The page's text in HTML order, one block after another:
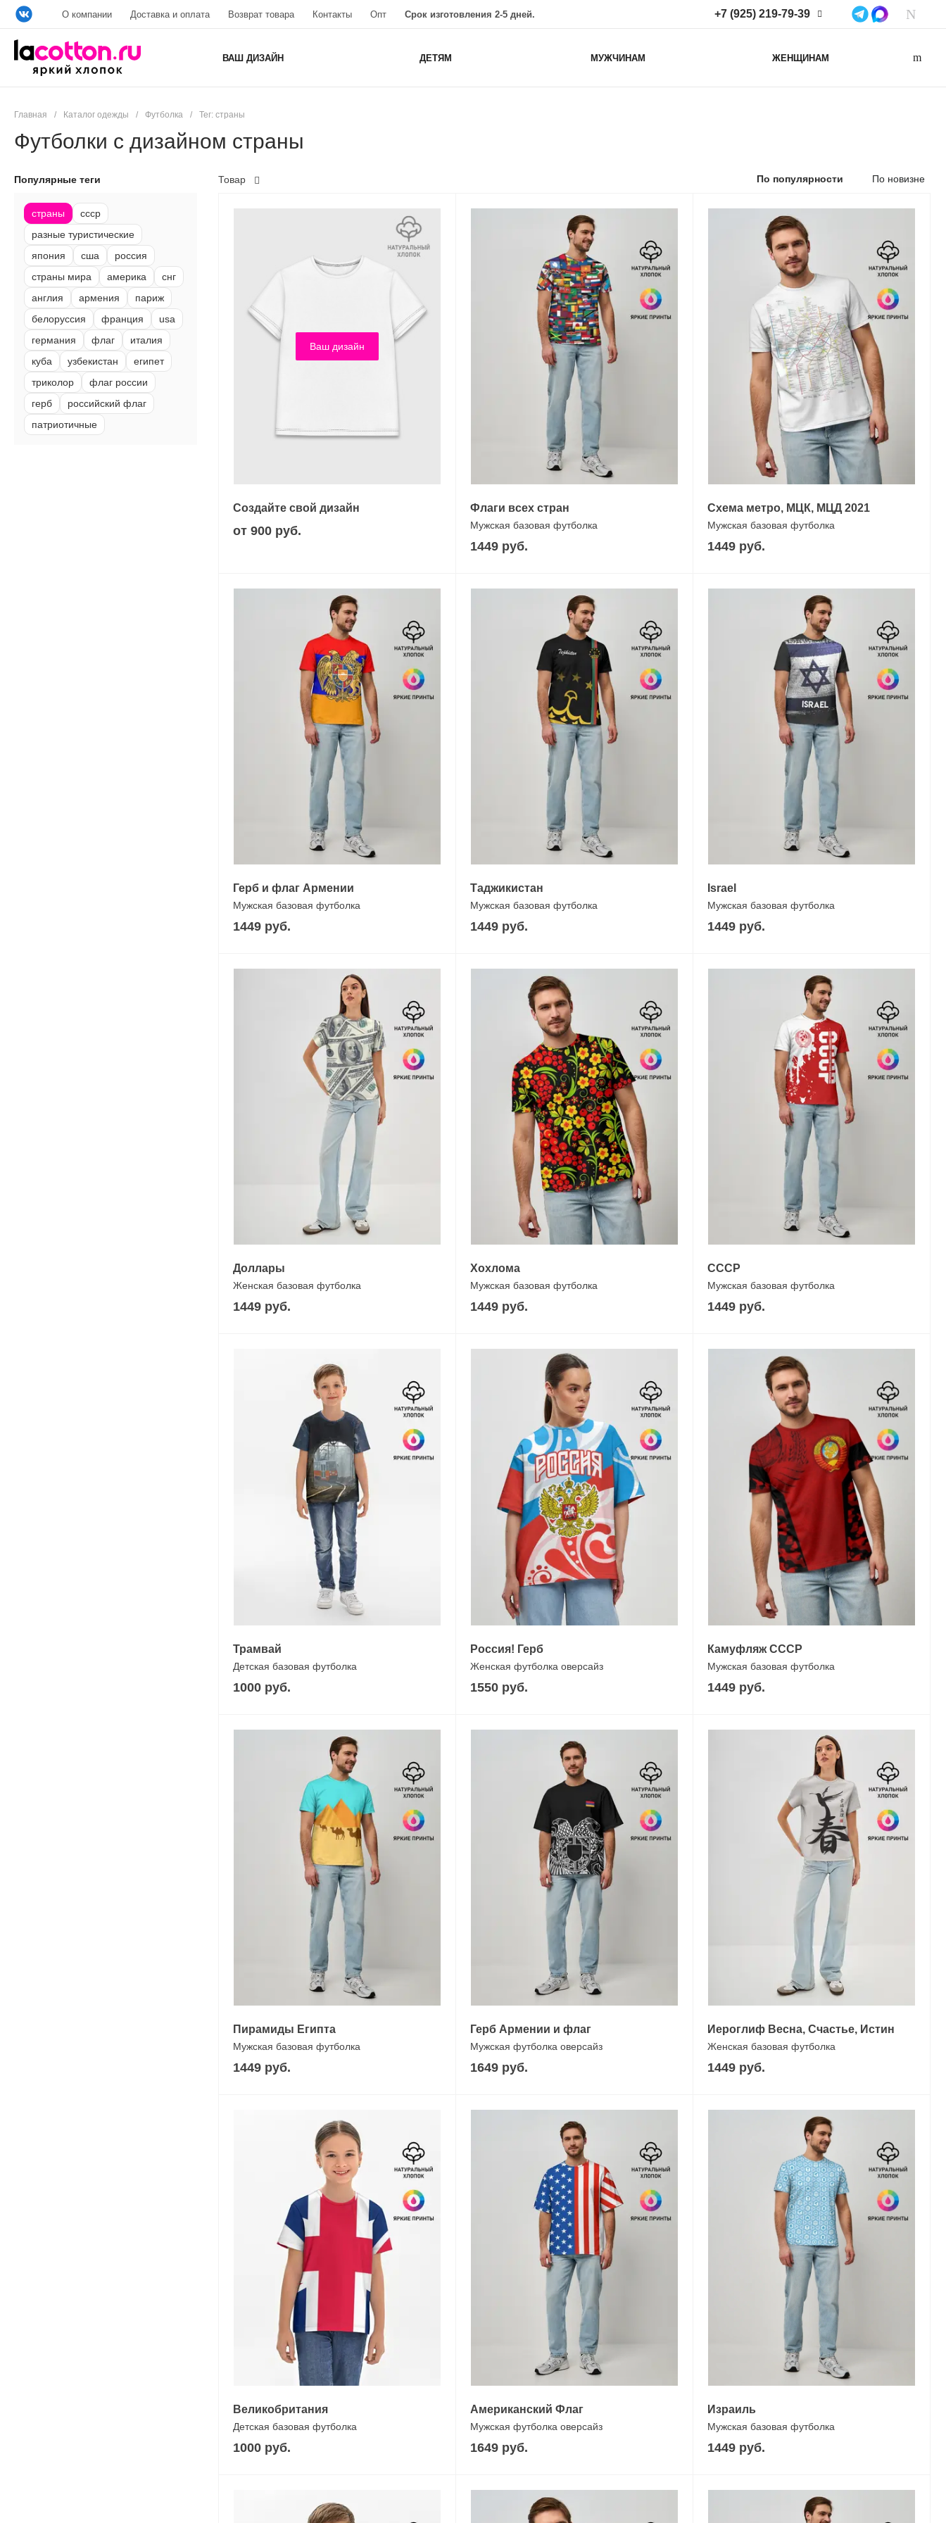
О компании Доставка и оплата Возврат товара Контакты Опт Срок изготовления 2-5 дней. +7 (925) 219-79-39
Нижегородская область,
ВАШ ДИЗАЙН ДЕТЯМ МУЖЧИНАМ ЖЕНЩИНАМ
Главная / Каталог одежды / Футболка / Тег: страны
Футболки с дизайном страны
Популярные теги
страны
ссср
разные туристические
япония
сша
россия
страны мира
америка
снг
англия
армения
париж
белоруссия
франция
usa
германия
флаг
италия
куба
узбекистан
египет
триколор
флаг россии
герб
российский флаг
патриотичные
Товар По популярности По новизне
Ваш дизайн
Создайте свой дизайн
от 900 руб.
Флаги всех стран
Мужская базовая футболка
1449 руб.
Схема метро, МЦК, МЦД 2021
Мужская базовая футболка
1449 руб.
Герб и флаг Армении
Мужская базовая футболка
1449 руб.
Таджикистан
Мужская базовая футболка
1449 руб.
Israel
Мужская базовая футболка
1449 руб.
Доллары
Женская базовая футболка
1449 руб.
Хохлома
Мужская базовая футболка
1449 руб.
СССР
Мужская базовая футболка
1449 руб.
Трамвай
Детская базовая футболка
1000 руб.
Россия! Герб
Женская футболка оверсайз
1550 руб.
Камуфляж СССР
Мужская базовая футболка
1449 руб.
Пирамиды Египта
Мужская базовая футболка
1449 руб.
Герб Армении и флаг
Мужская футболка оверсайз
1649 руб.
Иероглиф Весна, Счастье, Истин
Женская базовая футболка
1449 руб.
Великобритания
Детская базовая футболка
1000 руб.
Американский Флаг
Мужская футболка оверсайз
1649 руб.
Израиль
Мужская базовая футболка
1449 руб.